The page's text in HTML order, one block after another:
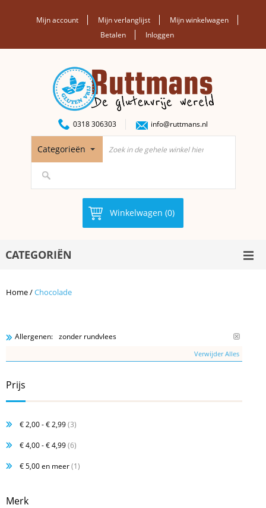
Mijn account Mijn verlanglijst
Mijn winkelwagen
Betalen
Inloggen
0318 306303 info@ruttmans.nl
Categorieën
Winkelwagen (0)
CATEGORIËN
Home/Chocolade
Allergenen: zonder rundvlees
Verwijder Alles
Prijs
€ 2,00-€ 2,99(3)
€ 4,00-€ 4,99(6)
€ 5,00en meer(1)
Merk